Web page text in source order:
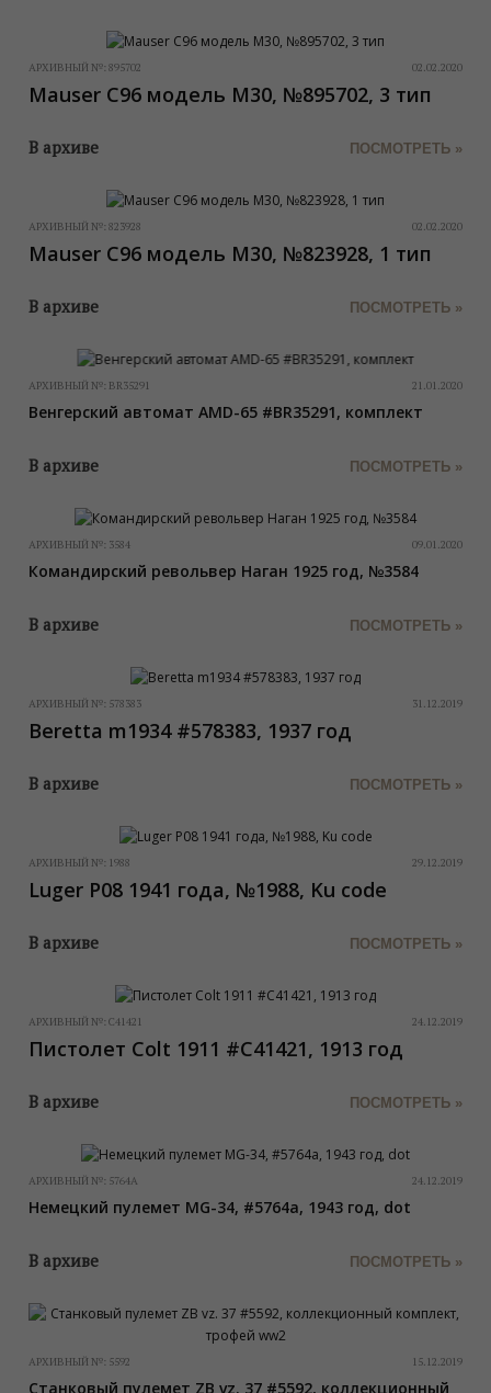
АРХИВНЫЙ №: 895702 02.02.2020
Mauser C96 модель М30, №895702, 3 тип
В архиве ПОСМОТРЕТЬ »
АРХИВНЫЙ №: 823928 02.02.2020
Mauser C96 модель M30, №823928, 1 тип
В архиве ПОСМОТРЕТЬ »
АРХИВНЫЙ №: BR35291 21.01.2020
Венгерский автомат AMD-65 #BR35291, комплект
В архиве ПОСМОТРЕТЬ »
АРХИВНЫЙ №: 3584 09.01.2020
Командирский револьвер Наган 1925 год, №3584
В архиве ПОСМОТРЕТЬ »
АРХИВНЫЙ №: 578383 31.12.2019
Beretta m1934 #578383, 1937 год
В архиве ПОСМОТРЕТЬ »
АРХИВНЫЙ №: 1988 29.12.2019
Luger P08 1941 года, №1988, Ku code
В архиве ПОСМОТРЕТЬ »
АРХИВНЫЙ №: C41421 24.12.2019
Пистолет Colt 1911 #C41421, 1913 год
В архиве ПОСМОТРЕТЬ »
АРХИВНЫЙ №: 5764A 24.12.2019
Немецкий пулемет MG-34, #5764a, 1943 год, dot
В архиве ПОСМОТРЕТЬ »
АРХИВНЫЙ №: 5592 15.12.2019
Станковый пулемет ZB vz. 37 #5592, коллекционный